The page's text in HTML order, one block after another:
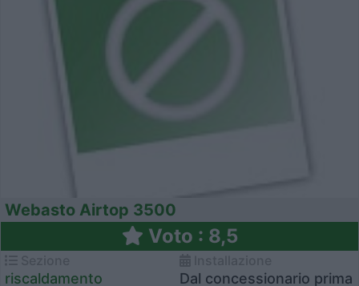
Webasto Airtop 3500
Voto : 8,5
riscaldamento
Dal concessionario prima